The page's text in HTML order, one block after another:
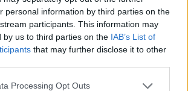
personal information by third parties on the
participants. This information may
by us to third parties on the IAB’s List of
that may further disclose it to other
Processing Opt Outs
Publicidad